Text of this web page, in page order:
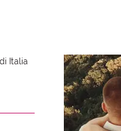
Italia